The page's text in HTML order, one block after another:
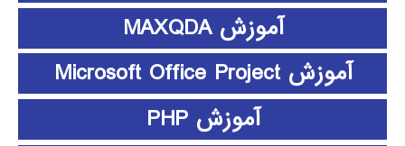
آموزش MAXQDA
آموزش Microsoft Office Project
آموزش PHP